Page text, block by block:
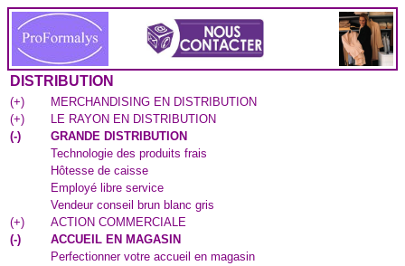
DISTRIBUTION
(+)
MERCHANDISING EN DISTRIBUTION
(+)
LE RAYON EN DISTRIBUTION
(-)
GRANDE DISTRIBUTION
Technologie des produits frais
Hôtesse de caisse
Employé libre service
Vendeur conseil brun blanc gris
(+)
ACTION COMMERCIALE
(-)
ACCUEIL EN MAGASIN
Perfectionner votre accueil en magasin